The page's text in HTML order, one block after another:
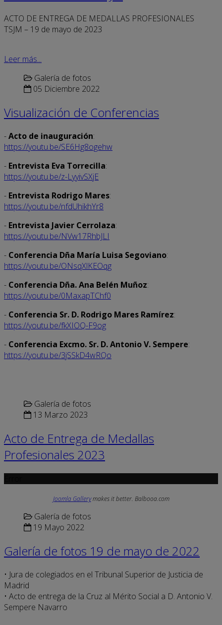
ACTO DE ENTREGA DE MEDALLAS PROFESIONALES
TSJM – 19 de mayo de 2023
Leer más...
Galería de fotos
05 Diciembre 2022
Visualización de Conferencias
-Acto de inauguración:
https://youtu.be/SE6Hg8ogehw
- Entrevista Eva Torrecilla:
https://youtu.be/z-LyyivSXjE
- Entrevista Rodrigo Mares:
https://youtu.be/nfdUhikhYr8
- Entrevista Javier Cerrolaza:
https://youtu.be/NVw17RhbJLI
- Conferencia Dña María Luisa Segoviano:
https://youtu.be/ONsqXlKEOqg
- Conferencia Dña. Ana Belén Muñoz:
https://youtu.be/0MaxapTChf0
- Conferencia Sr. D. Rodrigo Mares Ramírez:
https://youtu.be/fkXIOQ-F9og
- Conferencia Excmo. Sr. D. Antonio V. Sempere:
https://youtu.be/3jSSkD4wRQo
Galería de fotos
13 Marzo 2023
Acto de Entrega de Medallas
Profesionales 2023
Joomla Gallerymakes it better. Balbooa.com
Galería de fotos
19 Mayo 2022
Galería de fotos 19 de mayo de 2022
• Jura de colegiados en el Tribunal Superior de Justicia de
Madrid
• Acto de entrega de la Cruz al Mérito Social a D. Antonio V.
Sempere Navarro